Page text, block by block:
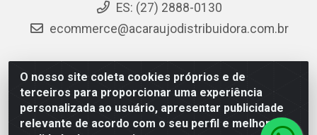
O nosso site coleta cookies próprios e de
terceiros para proporcionar uma experiência
personalizada ao usuário, apresentar publicidade
relevante de acordo com o seu perfil e melhorar a
ES: (27) 2888-0130
ecommerce@acaraujodistribuidora.com.br
AC Araujo Distribuidora - Rua Carneiro de Campos, 42 -
São Cristóvão, Rio de Janeiro/RJ - CEP 20.920-410 -
CNPJ 08.744.753/0003-85